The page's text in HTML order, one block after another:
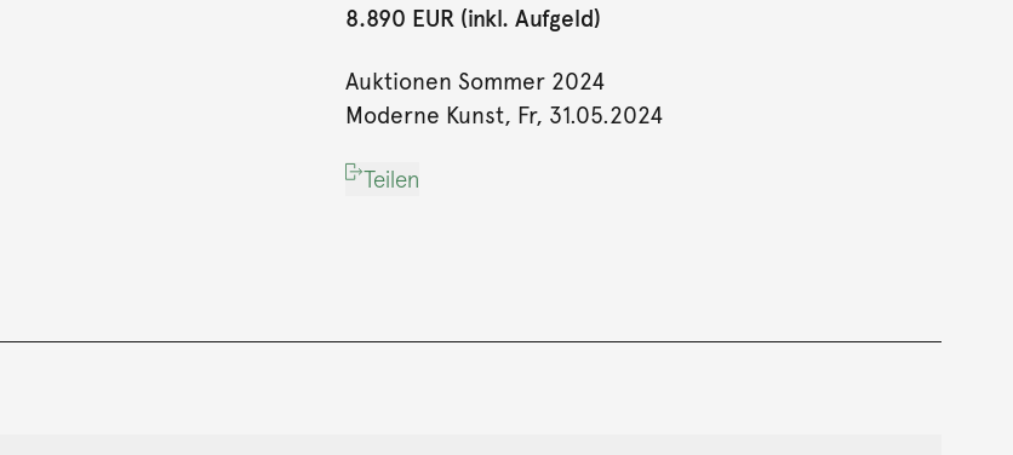
8.890 EUR (inkl. Aufgeld)
Auktionen Sommer 2024
Moderne Kunst, Fr, 31.05.2024
Teilen